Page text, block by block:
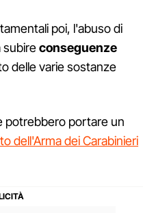
poi, l'abuso di
subireconseguenze
delle varie sostanze
potrebbero portare un
dell'Arma dei Carabinieri